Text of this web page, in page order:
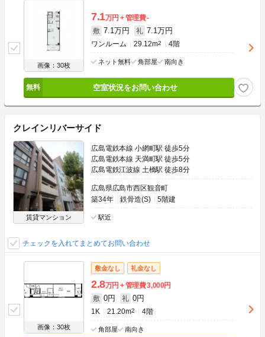
画像：30枚
7.1万円 管理費-
敷 7.1万円 礼 7.1万円
ワンルーム 29.12m2 4階
ネット無料 角部屋 南向き
空室状況をお問い合わせ
クレインリバーサイド
賃貸マンション
広島電鉄本線 小網町駅 徒歩5分
広島電鉄本線 天満町駅 徒歩5分
広島電鉄江波線 土橋駅 徒歩8分
広島県広島市西区観音町
築34年
鉄骨造(S) 5階建
駅近
チェックを入れてまとめてお問い合わせ
画像：30枚
敷金なし 礼金なし
2.8万円 管理費3,000円
敷 0円 礼 0円
1K 21.20m2 4階
角部屋 南向き